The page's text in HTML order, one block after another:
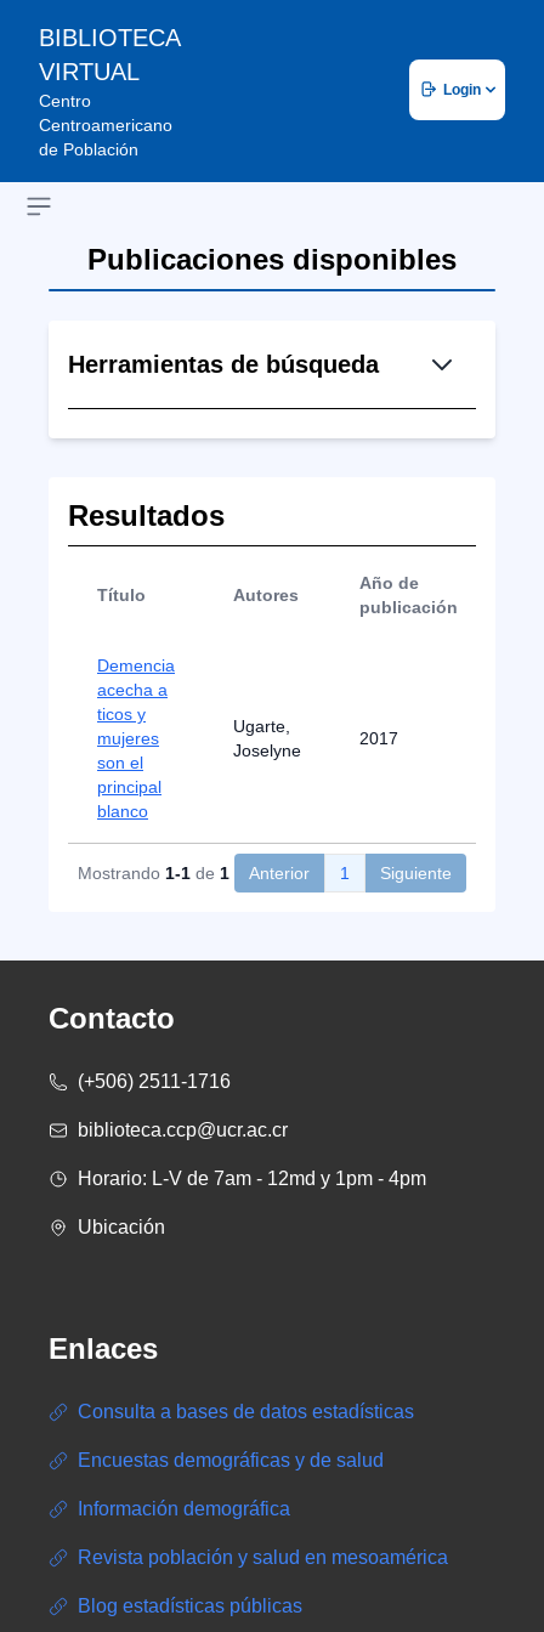
BIBLIOTECA
VIRTUAL
Centro
Centroamericano
de Población
Login
Open sidebar
Publicaciones disponibles
Herramientas de búsqueda
Resultados
Título Autores
Año de
publicación
Demencia
acecha a
ticos y
mujeres
son el
principal
blanco
Ugarte,
Joselyne
2017
Mostrando 1-1 de 1 Anterior 1 Siguiente
Contacto
(+506) 2511-1716
biblioteca.ccp@ucr.ac.cr
Horario: L-V de 7am - 12md y 1pm - 4pm
Ubicación
Enlaces
Consulta a bases de datos estadísticas
Encuestas demográficas y de salud
Información demográfica
Revista población y salud en mesoamérica
Blog estadísticas públicas